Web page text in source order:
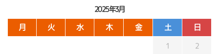
2025年3月
月 火 水 木 金 土 日
1 2